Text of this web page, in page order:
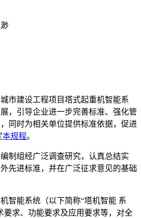
市建设工程项目塔式起重机智能系
，引导企业进一步完善标准、强化管
同时为相关单位提供标准依据，促进
本规程。
制组经广泛调查研究，认真总结实
先进标准，并在广泛征求意见的基础
智能系统（以下简称“塔机智能 系
要求、功能要求及应用要求等，对全